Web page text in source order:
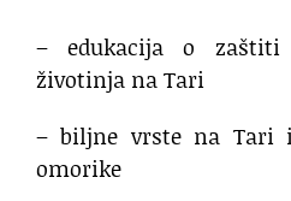
– edukacija o
životinja na Tari
– biljne vrste na Tari
omorike